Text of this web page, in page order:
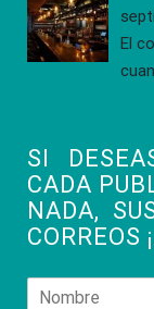
El
SI
CADA
NADA,
CORREOS